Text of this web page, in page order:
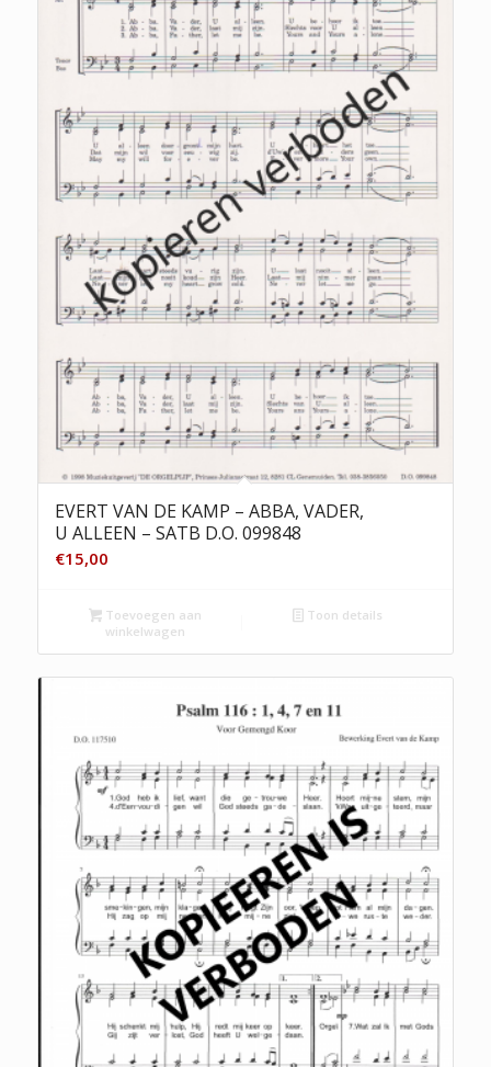
EVERT VAN DE KAMP – ABBA, VADER,
U ALLEEN – SATB D.O. 099848
€15,00
Toevoegen aan
winkelwagen
Toon details